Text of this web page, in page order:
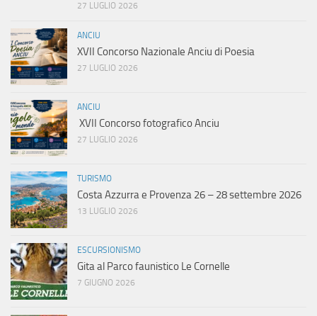
27 LUGLIO 2026
ANCIU
XVII Concorso Nazionale Anciu di Poesia
27 LUGLIO 2026
ANCIU
XVII Concorso fotografico Anciu
27 LUGLIO 2026
TURISMO
Costa Azzurra e Provenza 26 – 28 settembre 2026
13 LUGLIO 2026
ESCURSIONISMO
Gita al Parco faunistico Le Cornelle
7 GIUGNO 2026